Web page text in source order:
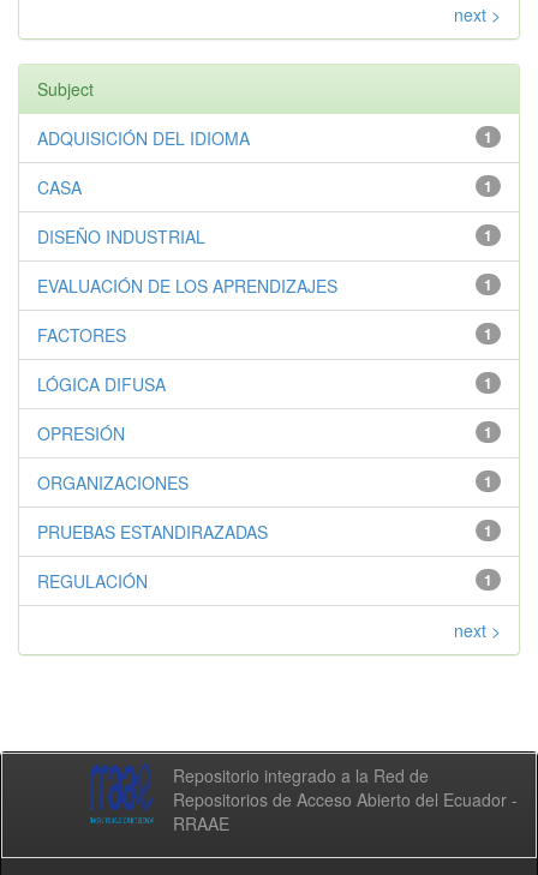
next >
Subject
1
ADQUISICIÓN DEL IDIOMA
1
CASA
1
DISEÑO INDUSTRIAL
1
EVALUACIÓN DE LOS APRENDIZAJES
1
FACTORES
1
LÓGICA DIFUSA
1
OPRESIÓN
1
ORGANIZACIONES
1
PRUEBAS ESTANDIRAZADAS
1
REGULACIÓN
next >
Repositorio integrado a la Red de
Repositorios de Acceso Abierto del Ecuador -
RRAAE